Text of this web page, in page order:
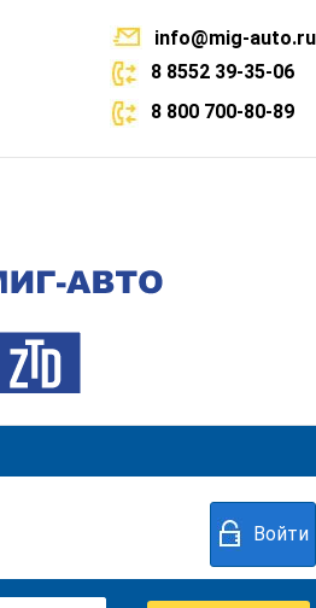
info@mig-auto.ru
8 8552 39-35-06
8 800 700-80-89
Войти